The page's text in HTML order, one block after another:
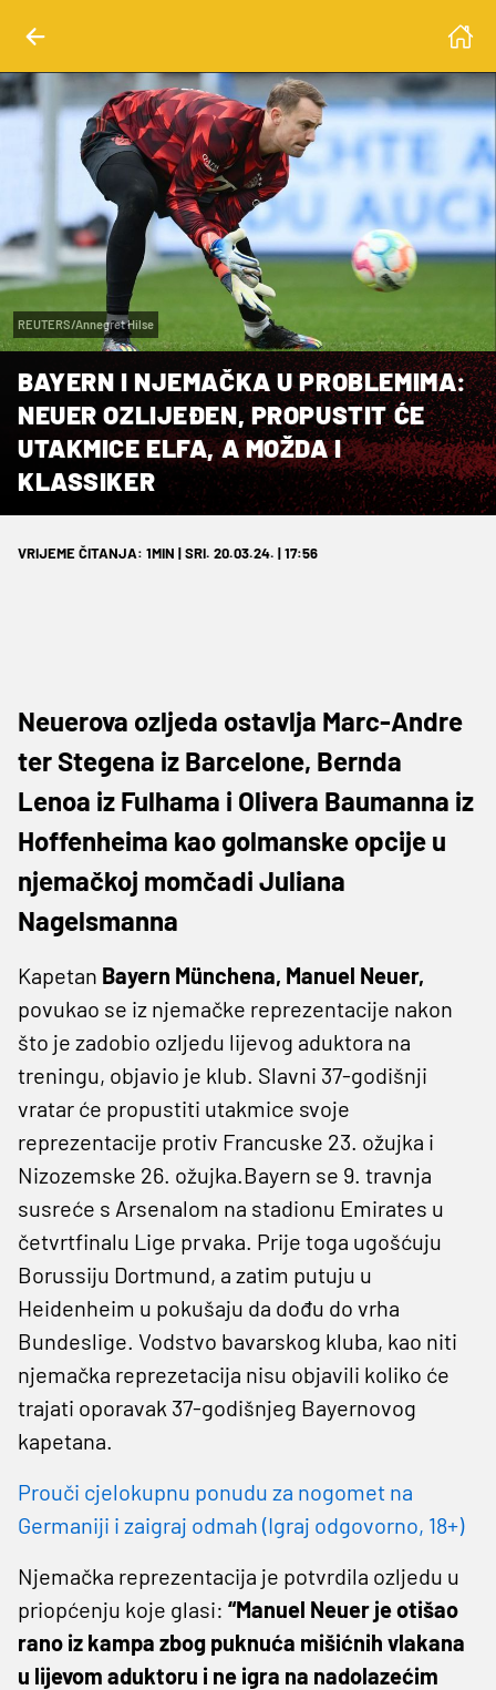
REUTERS/Annegret Hilse
BAYERN I NJEMAČKA U PROBLEMIMA:
NEUER OZLIJEĐEN, PROPUSTIT ĆE
UTAKMICE ELFA, A MOŽDA I
KLASSIKER
VRIJEME ČITANJA: 1MIN | SRI. 20.03.24. | 17:56
Neuerova ozljeda ostavlja Marc-Andre
ter Stegena iz Barcelone, Bernda
Lenoa iz Fulhama i Olivera Baumanna iz
Hoffenheima kao golmanske opcije u
njemačkoj momčadi Juliana
Nagelsmanna
Kapetan Bayern Münchena, Manuel Neuer,
povukao se iz njemačke reprezentacije nakon
što je zadobio ozljedu lijevog aduktora na
treningu, objavio je klub. Slavni 37-godišnji
vratar će propustiti utakmice svoje
reprezentacije protiv Francuske 23. ožujka i
Nizozemske 26. ožujka.Bayern se 9. travnja
susreće s Arsenalom na stadionu Emirates u
četvrtfinalu Lige prvaka. Prije toga ugošćuju
Borussiju Dortmund, a zatim putuju u
Heidenheim u pokušaju da dođu do vrha
Bundeslige. Vodstvo bavarskog kluba, kao niti
njemačka reprezetacija nisu objavili koliko će
trajati oporavak 37-godišnjeg Bayernovog
kapetana.
Prouči cjelokupnu ponudu za nogomet na
Germaniji i zaigraj odmah (Igraj odgovorno, 18+)
Njemačka reprezentacija je potvrdila ozljedu u
priopćenju koje glasi: “Manuel Neuer je otišao
rano iz kampa zbog puknuća mišićnih vlakana
u lijevom aduktoru i ne igra na nadolazećim